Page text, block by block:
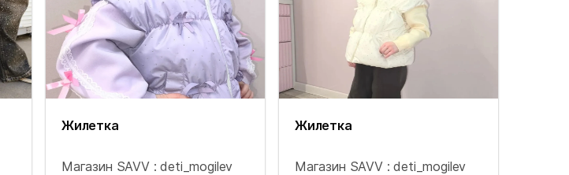
Жилетка
Магазин SAVV : deti_mogilev
Жилетка
Магазин SAVV : deti_mogilev